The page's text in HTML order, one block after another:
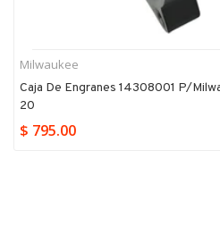
Milwaukee
Caja De Engranes 14308001 P/
20
$ 795.00